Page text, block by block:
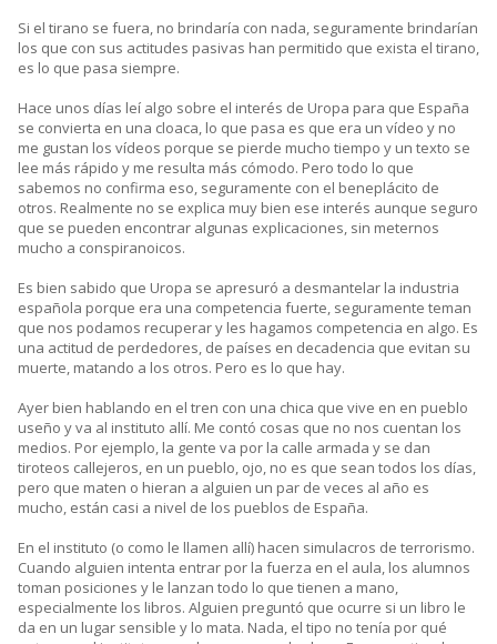
Si el tirano se fuera, no brindaría con nada, seguramente brindarían
los que con sus actitudes pasivas han permitido que exista el tirano,
es lo que pasa siempre.
Hace unos días leí algo sobre el interés de Uropa para que España
se convierta en una cloaca, lo que pasa es que era un vídeo y no
me gustan los vídeos porque se pierde mucho tiempo y un texto se
lee más rápido y me resulta más cómodo. Pero todo lo que
sabemos no confirma eso, seguramente con el beneplácito de
otros. Realmente no se explica muy bien ese interés aunque seguro
que se pueden encontrar algunas explicaciones, sin meternos
mucho a conspiranoicos.
Es bien sabido que Uropa se apresuró a desmantelar la industria
española porque era una competencia fuerte, seguramente teman
que nos podamos recuperar y les hagamos competencia en algo. Es
una actitud de perdedores, de países en decadencia que evitan su
muerte, matando a los otros. Pero es lo que hay.
Ayer bien hablando en el tren con una chica que vive en en pueblo
useño y va al instituto allí. Me contó cosas que no nos cuentan los
medios. Por ejemplo, la gente va por la calle armada y se dan
tiroteos callejeros, en un pueblo, ojo, no es que sean todos los días,
pero que maten o hieran a alguien un par de veces al año es
mucho, están casi a nivel de los pueblos de España.
En el instituto (o como le llamen allí) hacen simulacros de terrorismo.
Cuando alguien intenta entrar por la fuerza en el aula, los alumnos
toman posiciones y le lanzan todo lo que tienen a mano,
especialmente los libros. Alguien preguntó que ocurre si un libro le
da en un lugar sensible y lo mata. Nada, el tipo no tenía por qué